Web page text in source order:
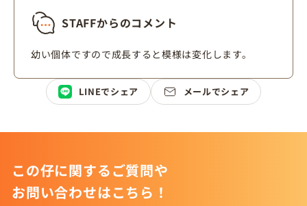
STAFFからのコメント
幼い個体ですので成長すると模様は変化します。
LINEでシェア メールでシェア
この仔に関するご質問や
お問い合わせはこちら！